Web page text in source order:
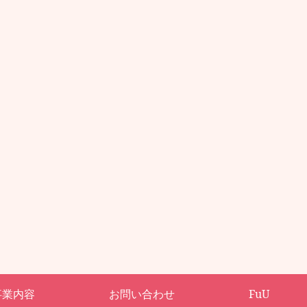
内容 お問い合わせ FuU